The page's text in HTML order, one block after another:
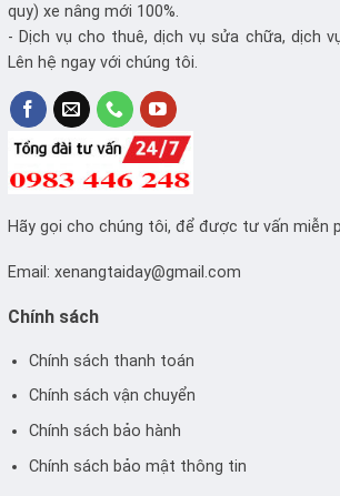
quy) xe nâng mới 100%.
- Dịch vụ cho thuê, dịch vụ sửa chữa, dịch
Lên hệ ngay với chúng tôi.
Hãy gọi cho chúng tôi, để được tư vấn miễn
Email: xenangtaiday@gmail.com
Chính sách
Chính sách thanh toán
Chính sách vận chuyển
Chính sách bảo hành
Chính sách bảo mật thông tin